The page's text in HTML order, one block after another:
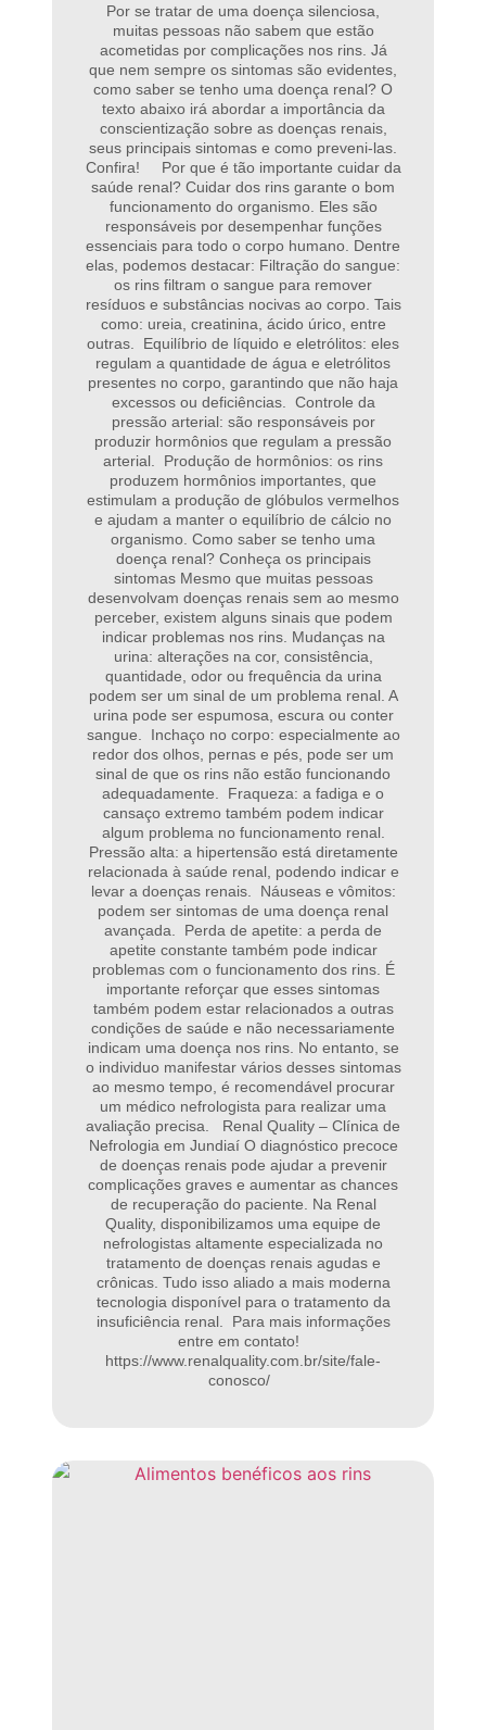
Por se tratar de uma doença silenciosa,
muitas pessoas não sabem que estão
acometidas por complicações nos rins. Já
que nem sempre os sintomas são evidentes,
como saber se tenho uma doença renal? O
texto abaixo irá abordar a importância da
conscientização sobre as doenças renais,
seus principais sintomas e como preveni-las.
Confira! Por que é tão importante cuidar da
saúde renal? Cuidar dos rins garante o bom
funcionamento do organismo. Eles são
responsáveis por desempenhar funções
essenciais para todo o corpo humano. Dentre
elas, podemos destacar: Filtração do sangue:
os rins filtram o sangue para remover
resíduos e substâncias nocivas ao corpo. Tais
como: ureia, creatinina, ácido úrico, entre
outras. Equilíbrio de líquido e eletrólitos: eles
regulam a quantidade de água e eletrólitos
presentes no corpo, garantindo que não haja
excessos ou deficiências. Controle da
pressão arterial: são responsáveis por
produzir hormônios que regulam a pressão
arterial. Produção de hormônios: os rins
produzem hormônios importantes, que
estimulam a produção de glóbulos vermelhos
e ajudam a manter o equilíbrio de cálcio no
organismo. Como saber se tenho uma
doença renal? Conheça os principais
sintomas Mesmo que muitas pessoas
desenvolvam doenças renais sem ao mesmo
perceber, existem alguns sinais que podem
indicar problemas nos rins. Mudanças na
urina: alterações na cor, consistência,
quantidade, odor ou frequência da urina
podem ser um sinal de um problema renal. A
urina pode ser espumosa, escura ou conter
sangue. Inchaço no corpo: especialmente ao
redor dos olhos, pernas e pés, pode ser um
sinal de que os rins não estão funcionando
adequadamente. Fraqueza: a fadiga e o
cansaço extremo também podem indicar
algum problema no funcionamento renal.
Pressão alta: a hipertensão está diretamente
relacionada à saúde renal, podendo indicar e
levar a doenças renais. Náuseas e vômitos:
podem ser sintomas de uma doença renal
avançada. Perda de apetite: a perda de
apetite constante também pode indicar
problemas com o funcionamento dos rins. É
importante reforçar que esses sintomas
também podem estar relacionados a outras
condições de saúde e não necessariamente
indicam uma doença nos rins. No entanto, se
o individuo manifestar vários desses sintomas
ao mesmo tempo, é recomendável procurar
um médico nefrologista para realizar uma
avaliação precisa. Renal Quality – Clínica de
Nefrologia em Jundiaí O diagnóstico precoce
de doenças renais pode ajudar a prevenir
complicações graves e aumentar as chances
de recuperação do paciente. Na Renal
Quality, disponibilizamos uma equipe de
nefrologistas altamente especializada no
tratamento de doenças renais agudas e
crônicas. Tudo isso aliado a mais moderna
tecnologia disponível para o tratamento da
insuficiência renal. Para mais informações
entre em contato!
https://www.renalquality.com.br/site/fale-
conosco/